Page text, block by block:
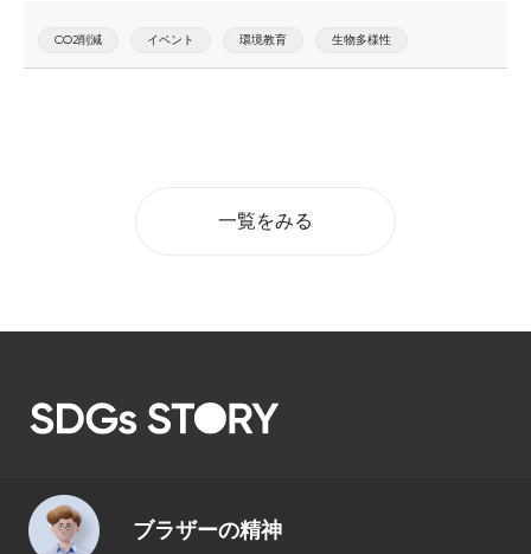
CO2削減 イベント 環境教育 生物多様性
一覧をみる
ブラザーの精神